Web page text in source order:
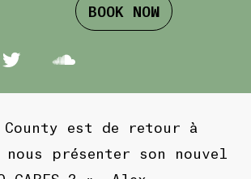
BOOK NOW
County est de retour à
présenter son nouvel